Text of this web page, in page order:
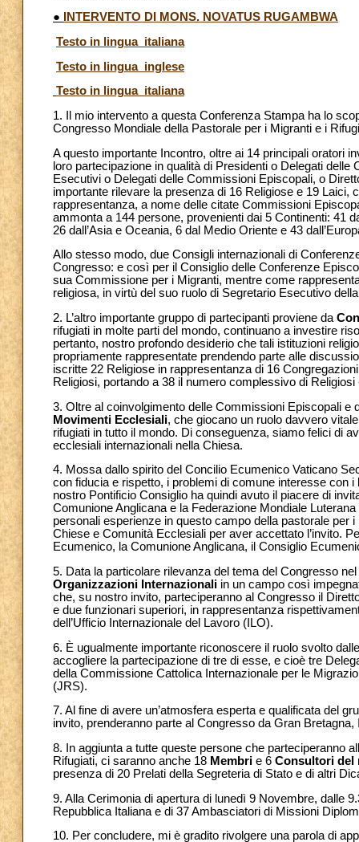
●
INTERVENTO DI MONS. NOVATUS RUGAMBWA
Testo in lingua italiana
Testo in lingua inglese
Testo in lingua italiana
1. Il mio intervento a questa Conferenza Stampa ha lo
Congresso Mondiale della Pastorale per i Migranti e i
A questo importante Incontro, oltre ai 14 principali oratori
loro partecipazione in qualità di Presidenti o Delegati
Esecutivi o Delegati delle Commissioni Episcopali, o
importante rilevare la presenza di 16 Religiose e 19
rappresentanza, a nome delle citate Commissioni
ammonta a 144 persone, provenienti dai 5 Continenti: 41
26 dall’Asia e Oceania, 6 dal Medio Oriente e 43
Allo stesso modo, due Consigli internazionali di
Congresso: e così per il Consiglio delle Conferenze
sua Commissione per i Migranti, mentre come
religiosa, in virtù del suo ruolo di Segretario Esecutivo
2. L’altro importante gruppo di partecipanti proviene da
rifugiati in molte parti del mondo, continuano a investire
pertanto, nostro profondo desiderio che tali istituzioni
propriamente rappresentate prendendo parte alle
iscritte 22 Religiose in rappresentanza di 16
Religiosi, portando a 38 il numero complessivo di
3. Oltre al coinvolgimento delle Commissioni Episcopali
Movimenti Ecclesiali, che giocano un ruolo davvero
rifugiati in tutto il mondo. Di conseguenza, siamo felici di
ecclesiali internazionali nella Chiesa.
4. Mossa dallo spirito del Concilio Ecumenico Vaticano
con fiducia e rispetto, i problemi di comune interesse con i
nostro Pontificio Consiglio ha quindi avuto il piacere di
Comunione Anglicana e la Federazione Mondiale
personali esperienze in questo campo della pastorale per
Chiese e Comunità Ecclesiali per aver accettato l’invito.
Ecumenico, la Comunione Anglicana, il Consiglio
5. Data la particolare rilevanza del tema del Congresso
Organizzazioni Internazionali in un campo così
che, su nostro invito, parteciperanno al Congresso il
e due funzionari superiori, in rappresentanza
dell’Ufficio Internazionale del Lavoro (ILO).
6. È ugualmente importante riconoscere il ruolo svolto
accogliere la partecipazione di tre di esse, e cioè tre
della Commissione Cattolica Internazionale per le
(JRS).
7. Al fine di avere un’atmosfera esperta e qualificata del
invito, prenderanno parte al Congresso da Gran
8. In aggiunta a tutte queste persone che parteciperanno
Rifugiati, ci saranno anche 18 Membri e 6 Consultori del
presenza di 20 Prelati della Segreteria di Stato e di altri
9. Alla Cerimonia di apertura di lunedì 9 Novembre, dalle
Repubblica Italiana e di 37 Ambasciatori di Missioni
10. Per concludere, mi è gradito rivolgere una parola di